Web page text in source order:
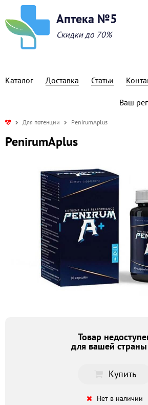
Аптека №5
Скидки до 70%
Каталог Доставка Статьи
Ваш
Для потенции PenirumAplus
PenirumAplus
Товар
для вашей страны
Купить
Нет в наличии